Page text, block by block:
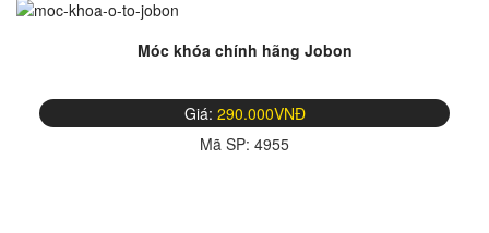
Móc khóa chính hãng Jobon
Giá: 290.000VNĐ
Mã SP: 4955